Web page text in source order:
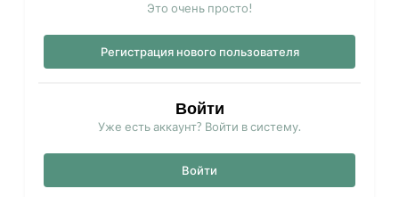
Это очень просто!
Регистрация нового пользователя
Войти
Уже есть аккаунт? Войти в систему.
Войти